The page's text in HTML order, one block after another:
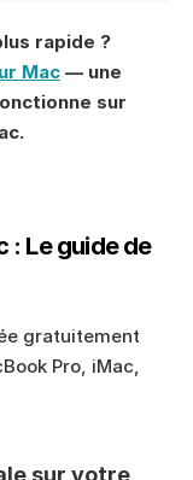
Mac — une
sur
: Le guide de
gratuitement
Pro, iMac,
sur votre